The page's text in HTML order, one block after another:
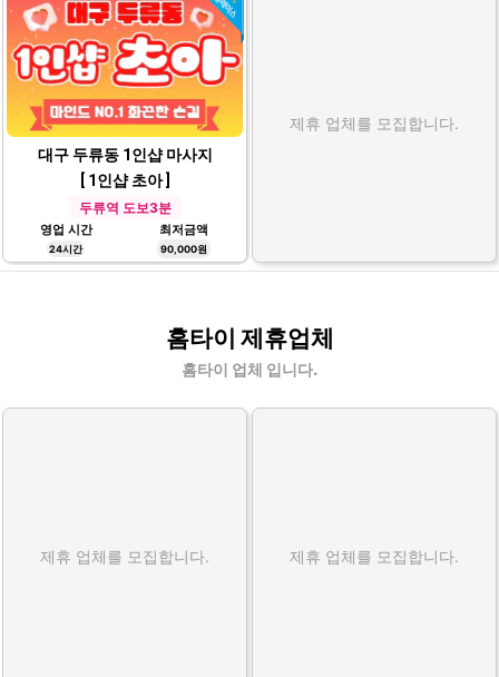
대구 두류동 1인샵 마사지
[ 1인샵 초아 ]
두류역 도보3분
영업 시간
24시간
최저금액
90,000원
제휴 업체를 모집합니다.
홈타이 제휴업체
홈타이 업체 입니다.
제휴 업체를 모집합니다. 제휴 업체를 모집합니다.